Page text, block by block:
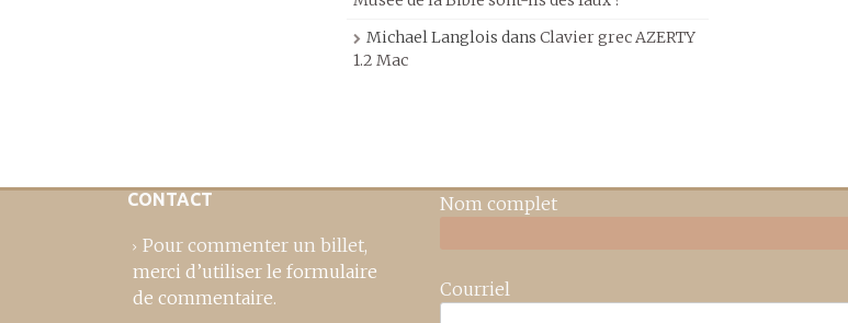
Michael Langlois dans Clavier grec AZERTY
1.2 Mac
CONTACT
Pour commenter un billet,
merci d’utiliser le formulaire
de commentaire.
Nom complet
Courriel